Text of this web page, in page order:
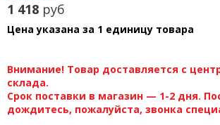
1 418 руб
Цена указана за 1 единицу товара
Внимание! Товар доставляется с
склада.
Срок поставки в магазин — 1-2 дня.
дождитесь, пожалуйста, звонка